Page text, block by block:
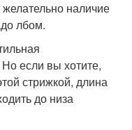
наличие
лбом.
если вы хотите,
стрижкой, длина
до низа